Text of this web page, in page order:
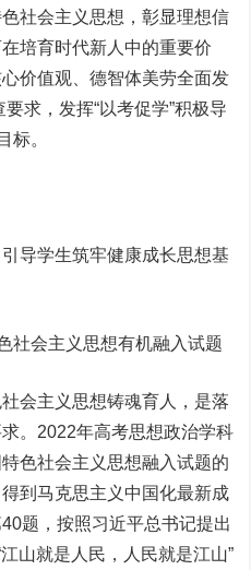
社会主义思想，彰显理想信
培育时代新人中的重要价
价值观、德智体美劳全面发
要求，发挥“以考促学”积极导
标。
学生筑牢健康成长思想基
会主义思想有机融入试题
主义思想铸魂育人，是落
。2022年高考思想政治学科
色社会主义思想融入试题的
到马克思主义中国化最新成
题，按照习近平总书记提出
山就是人民，人民就是江山”